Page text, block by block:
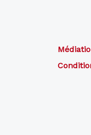
peuvent
être